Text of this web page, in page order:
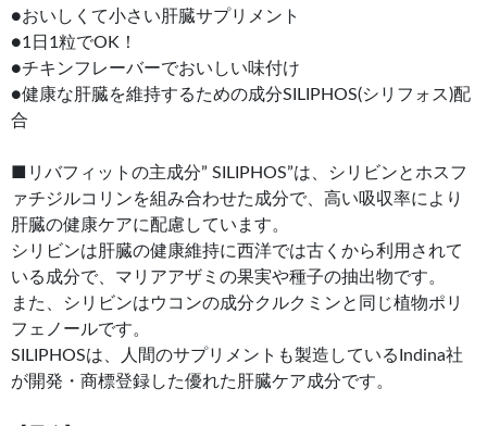
●おいしくて小さい肝臓サプリメント
●1日1粒でOK！
●チキンフレーバーでおいしい味付け
●健康な肝臓を維持するための成分SILIPHOS(シリフォス)配
合
■リバフィットの主成分” SILIPHOS”は、シリビンとホスフ
ァチジルコリンを組み合わせた成分で、高い吸収率により
肝臓の健康ケアに配慮しています。
シリビンは肝臓の健康維持に西洋では古くから利用されて
いる成分で、マリアアザミの果実や種子の抽出物です。
また、シリビンはウコンの成分クルクミンと同じ植物ポリ
フェノールです。
SILIPHOSは、人間のサプリメントも製造しているIndina社
が開発・商標登録した優れた肝臓ケア成分です。